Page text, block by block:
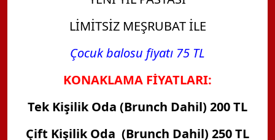
LİMİTSİZ MEŞRUBAT İLE
Çocuk balosu fiyatı 75 TL
KONAKLAMA FİYATLARI:
Tek Kişilik Oda (Brunch Dahil) 200 TL
Çift Kişilik Oda (Brunch Dahil) 250 TL